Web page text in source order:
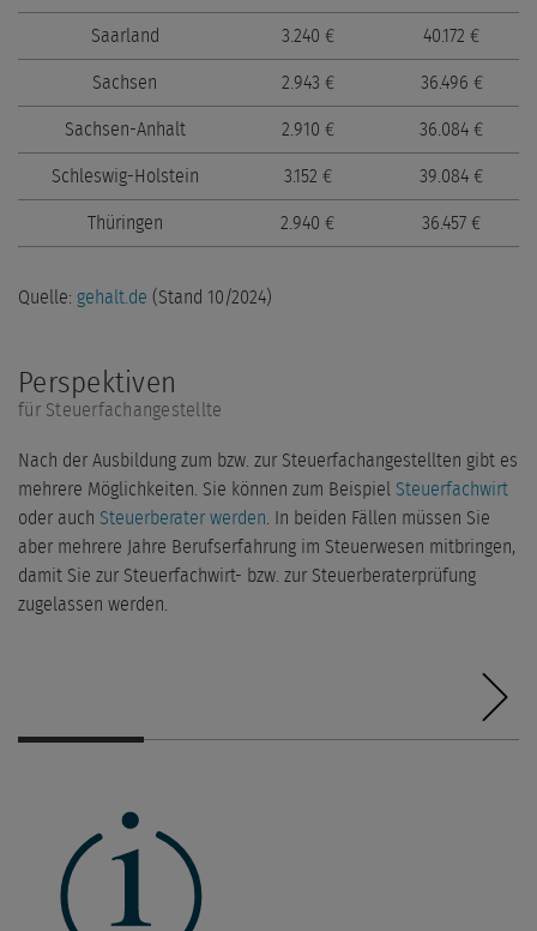
Saarland 3.240 € 40.172 €
Sachsen 2.943 € 36.496 €
Sachsen-Anhalt 2.910 € 36.084 €
Schleswig-Holstein 3.152 € 39.084 €
Thüringen 2.940 € 36.457 €
Quelle: gehalt.de (Stand 10/2024)
Perspektiven
für Steuerfachangestellte
Nach der Ausbildung zum bzw. zur Steuerfachangestellten gibt es
mehrere Möglichkeiten. Sie können zum Beispiel Steuerfachwirt
oder auch Steuerberater werden . In beiden Fällen müssen Sie
aber mehrere Jahre Berufserfahrung im Steuerwesen mitbringen,
damit Sie zur Steuerfachwirt- bzw. zur Steuerberaterprüfung
zugelassen werden.